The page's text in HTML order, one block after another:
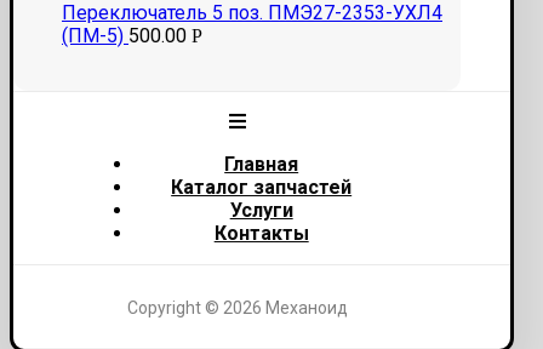
Переключатель 5 поз. ПМЭ27-2353-УХЛ4
(ПМ-5) 500.00 Р
Главная
Каталог запчастей
Услуги
Контакты
Copyright © 2026 Механоид